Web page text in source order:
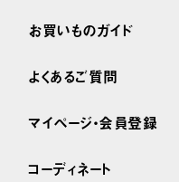
お買いものガイド
よくあるご質問
マイページ・会員登録
コーディネート